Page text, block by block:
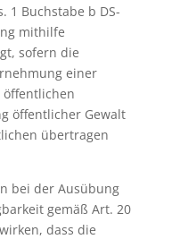
1 Buchstabe b DS-
mithilfe
sofern die
einer
öffentlicher Gewalt
übertragen
bei der Ausübung
gemäß Art. 20
dass die